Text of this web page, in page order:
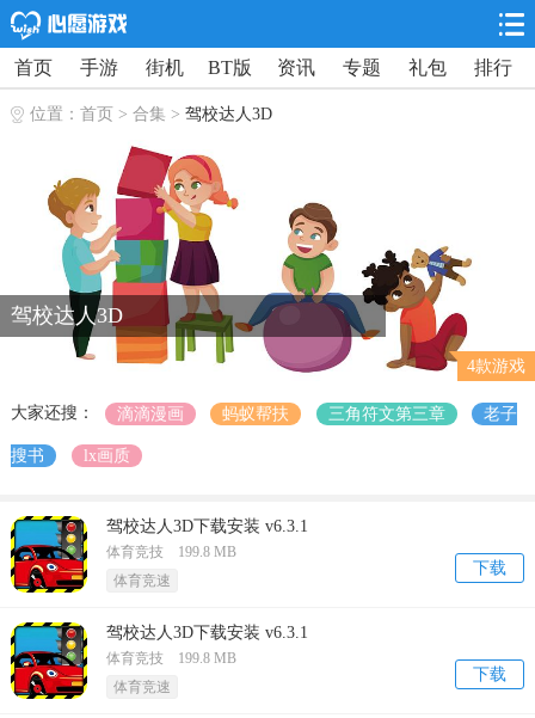
首页 手游 街机 BT版 资讯 专题 礼包 排行
位置： 首页 > 合集 > 驾校达人3D
驾校达人3D
4款游戏
大家还搜： 滴滴漫画 蚂蚁帮扶 三角符文第三章 老子
搜书 lx画质
驾校达人3D下载安装 v6.3.1
下载
体育竞技 199.8 MB
体育竞速
驾校达人3D下载安装 v6.3.1
下载
体育竞技 199.8 MB
体育竞速